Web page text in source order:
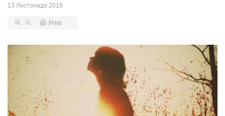
XIX
Спартакіада
VolWe...
29 Липня 2026
511 переглядів
Гамлет
Зіньківський
760 переглядів
13 Листопада 2018
Print